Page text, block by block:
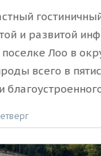
и развитой
Лоо в
всего в